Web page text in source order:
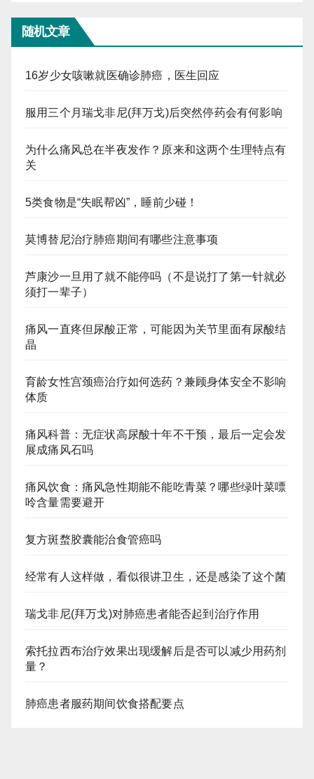
随机文章
16岁少女咳嗽就医确诊肺癌，医生回应
服用三个月瑞戈非尼(拜万戈)后突然停药会有何影响
为什么痛风总在半夜发作？原来和这两个生理特点有
关
5类食物是“失眠帮凶”，睡前少碰！
莫博替尼治疗肺癌期间有哪些注意事项
芦康沙一旦用了就不能停吗（不是说打了第一针就必
须打一辈子）
痛风一直疼但尿酸正常，可能因为关节里面有尿酸结
晶
育龄女性宫颈癌治疗如何选药？兼顾身体安全不影响
体质
痛风科普：无症状高尿酸十年不干预，最后一定会发
展成痛风石吗
痛风饮食：痛风急性期能不能吃青菜？哪些绿叶菜嘌
呤含量需要避开
复方斑蝥胶囊能治食管癌吗
经常有人这样做，看似很讲卫生，还是感染了这个菌
瑞戈非尼(拜万戈)对肺癌患者能否起到治疗作用
索托拉西布治疗效果出现缓解后是否可以减少用药剂
量？
肺癌患者服药期间饮食搭配要点